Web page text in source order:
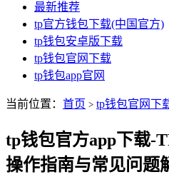
最新推荐
tp官方钱包下载(中国官方)
tp钱包安卓版下载
tp钱包官网下载
tp钱包app官网
当前位置： 首页 > tp钱包官网下
tp钱包官方app下载-
操作指南与常见问题